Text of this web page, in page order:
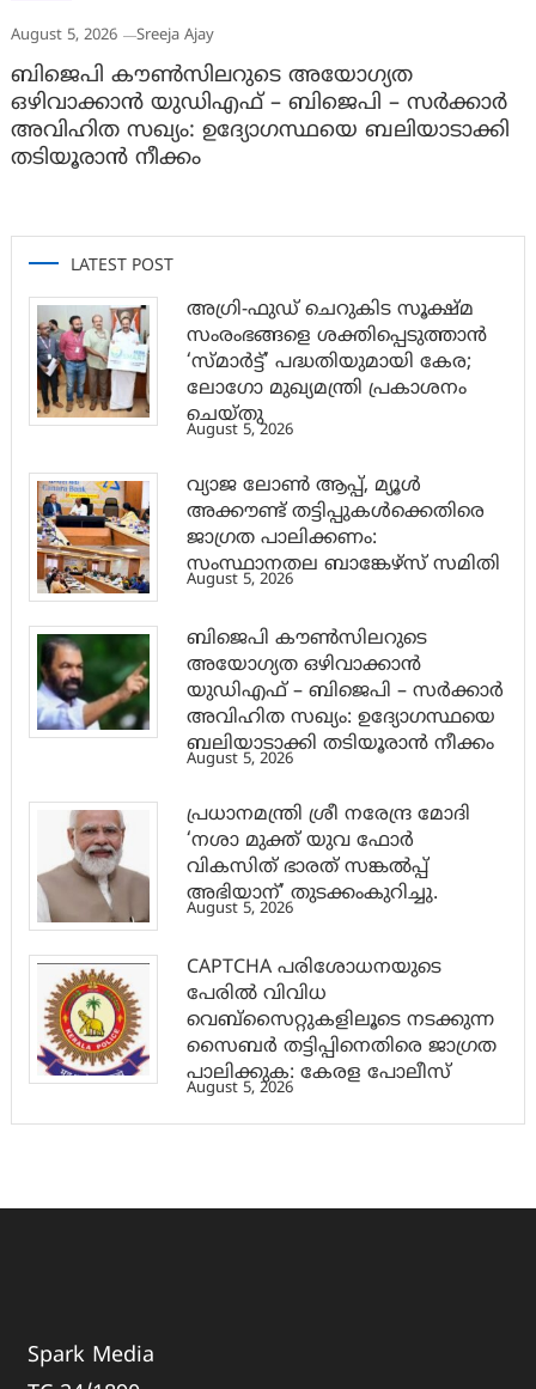
August 5, 2026 Sreeja Ajay
ബിജെപി കൗൺസിലറുടെ അയോഗ്യത
ഒഴിവാക്കാൻ യുഡിഎഫ് – ബിജെപി – സർക്കാർ
അവിഹിത സഖ്യം: ഉദ്യോഗസ്ഥയെ ബലിയാടാക്കി
തടിയൂരാൻ നീക്കം
LATEST POST
അഗ്രി-ഫുഡ് ചെറുകിട സൂക്ഷ്മ
സംരംഭങ്ങളെ ശക്തിപ്പെടുത്താന്‍
‘സ്മാര്‍ട്ട്’ പദ്ധതിയുമായി കേര;
ലോഗോ മുഖ്യമന്ത്രി പ്രകാശനം
ചെയ്തു
August 5, 2026
വ്യാജ ലോൺ ആപ്പ്, മ്യൂൾ
അക്കൗണ്ട് തട്ടിപ്പുകൾക്കെതിരെ
ജാ​ഗ്രത പാലിക്കണം:
സംസ്ഥാനതല ബാങ്കേഴ്സ് സമിതി
August 5, 2026
ബിജെപി കൗൺസിലറുടെ
അയോഗ്യത ഒഴിവാക്കാൻ
യുഡിഎഫ് – ബിജെപി – സർക്കാർ
അവിഹിത സഖ്യം: ഉദ്യോഗസ്ഥയെ
ബലിയാടാക്കി തടിയൂരാൻ നീക്കം
August 5, 2026
പ്രധാനമന്ത്രി ശ്രീ നരേന്ദ്ര മോദി
‘നശാ മുക്ത് യുവ ഫോർ
വികസിത് ഭാരത് സങ്കൽപ്പ്
അഭിയാന്’ തുടക്കംകുറിച്ചു.
August 5, 2026
CAPTCHA പരിശോധനയുടെ
പേരില്‍ വിവിധ
വെബ്സൈറ്റുകളിലൂടെ നടക്കുന്ന
സൈബര്‍ തട്ടിപ്പിനെതിരെ ജാഗ്രത
പാലിക്കുക: കേരള പോലീസ്
August 5, 2026
Spark Media